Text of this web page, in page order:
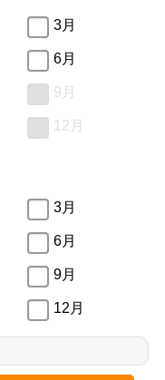
3月
6月
9月
12月
3月
6月
9月
12月